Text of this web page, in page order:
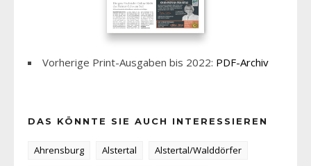
Vorherige Print-Ausgaben bis 2022: PDF-Archiv
DAS KÖNNTE SIE AUCH INTERESSIEREN
Ahrensburg Alstertal
Alstertal/Walddörfer